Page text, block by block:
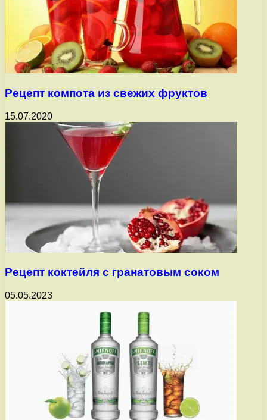
Рецепт компота из свежих фруктов
15.07.2020
Рецепт коктейля с гранатовым соком
05.05.2023